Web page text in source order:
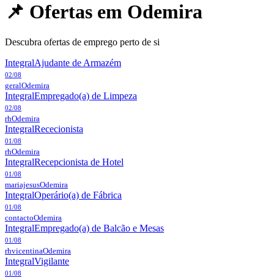
📌 Ofertas em Odemira
Descubra ofertas de emprego perto de si
IntegralAjudante de Armazém
02/08
geralOdemira
IntegralEmpregado(a) de Limpeza
02/08
rhOdemira
IntegralRececionista
01/08
rhOdemira
IntegralRecepcionista de Hotel
01/08
mariajesusOdemira
IntegralOperário(a) de Fábrica
01/08
contactoOdemira
IntegralEmpregado(a) de Balcão e Mesas
01/08
rhvicentinaOdemira
IntegralVigilante
01/08